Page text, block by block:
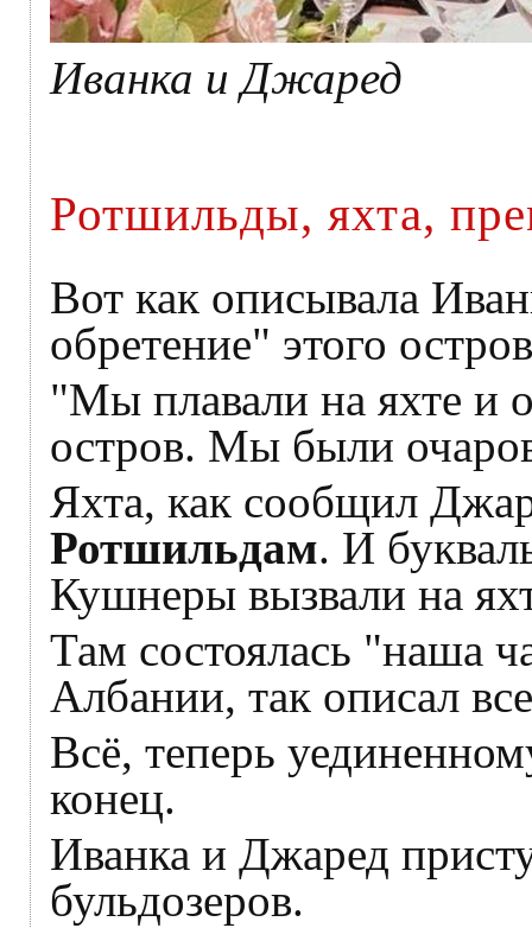
Иванка и Джаред
Ротшильды, яхта,
Вот как описывала
обретение" этого
"Мы плавали на яхте и
остров. Мы были
Яхта, как сообщил
Ротшильдам. И
Кушнеры вызвали на
Там состоялась "наша
Албании, так описал
Всё, теперь
конец.
Иванка и Джаред
бульдозеров.